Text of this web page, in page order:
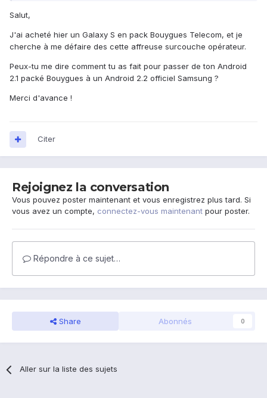
Salut,
J'ai acheté hier un Galaxy S en pack Bouygues Telecom, et je
cherche à me défaire des cette affreuse surcouche opérateur.
Peux-tu me dire comment tu as fait pour passer de ton Android
2.1 packé Bouygues à un Android 2.2 officiel Samsung ?
Merci d'avance !
Citer
Rejoignez la conversation
Vous pouvez poster maintenant et vous enregistrez plus tard. Si
vous avez un compte, connectez-vous maintenant pour poster.
Répondre à ce sujet…
Share Abonnés 0
Aller sur la liste des sujets